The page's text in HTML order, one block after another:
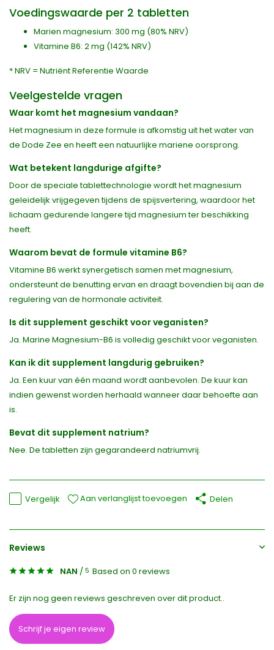
Voedingswaarde per 2 tabletten
Marien magnesium: 300 mg (80% NRV)
Vitamine B6: 2 mg (142% NRV)
* NRV = Nutriënt Referentie Waarde
Veelgestelde vragen
Waar komt het magnesium vandaan?
Het magnesium in deze formule is afkomstig uit het water van
de Dode Zee en heeft een natuurlijke mariene oorsprong.
Wat betekent langdurige afgifte?
Door de speciale tablettechnologie wordt het magnesium
geleidelijk vrijgegeven tijdens de spijsvertering, waardoor het
lichaam gedurende langere tijd magnesium ter beschikking
heeft.
Waarom bevat de formule vitamine B6?
Vitamine B6 werkt synergetisch samen met magnesium,
ondersteunt de benutting ervan en draagt bovendien bij aan de
regulering van de hormonale activiteit.
Is dit supplement geschikt voor veganisten?
Ja. Marine Magnesium-B6 is volledig geschikt voor veganisten.
Kan ik dit supplement langdurig gebruiken?
Ja. Een kuur van één maand wordt aanbevolen. De kuur kan
indien gewenst worden herhaald wanneer daar behoefte aan
is.
Bevat dit supplement natrium?
Nee. De tabletten zijn gegarandeerd natriumvrij.
Vergelijk Aan verlanglijst toevoegen Delen
Reviews
NAN / 5 Based on 0 reviews
Er zijn nog geen reviews geschreven over dit product..
Schrijf je eigen review